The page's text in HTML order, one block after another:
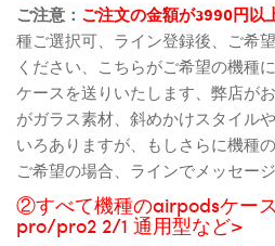
ご注意： ご注文の金額が3990円以
種ご選択可、ライン登録後、ご希
ください、こちらがご希望の機種
ケースを送りいたします、弊店が
がガラス素材、斜めかけスタイル
いろありますが、もしさらに機種
ご希望の場合、ラインでメッセー
②すべて機種のairpodsケー
pro/pro2 2/1 通用型など>